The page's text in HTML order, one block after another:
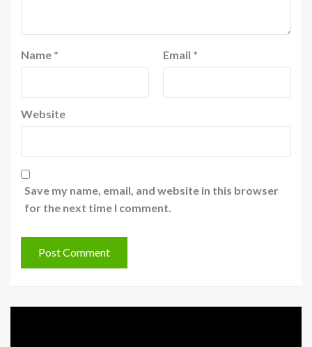
Name * Email *
Website
Save my name, email, and website in this browser
for the next time I comment.